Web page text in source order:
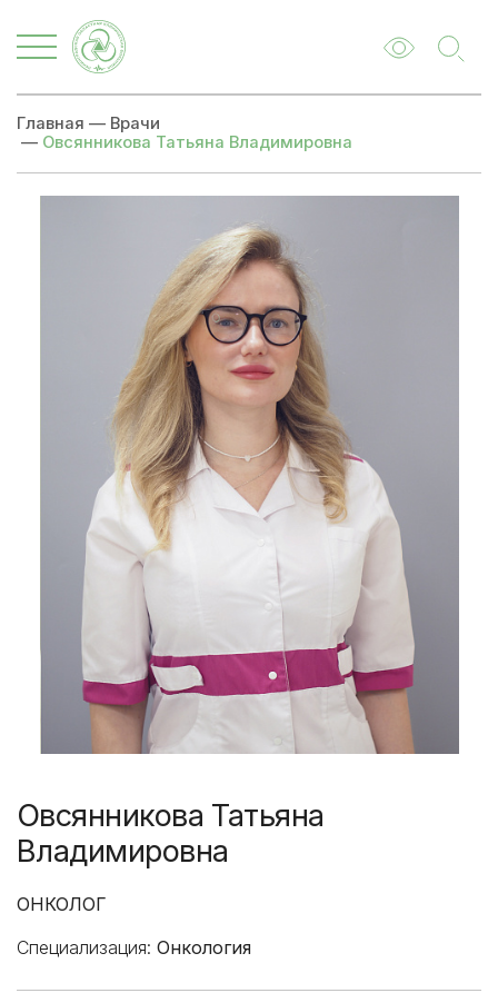
Главная — Врачи
— Овсянникова Татьяна Владимировна
Овсянникова Татьяна
Владимировна
ОНКОЛОГ
Специализация: Онкология